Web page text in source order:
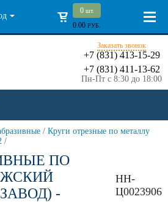
0 шт.
0.00 РУБ.
Заказать звонок
+7 (831) 413-15-29
+7 (831) 411-13-62
Пн-Пт с 8:30 до 18:00
/ Круги отрезные по металлу
/
ПО
-
НН-
Ц0023906